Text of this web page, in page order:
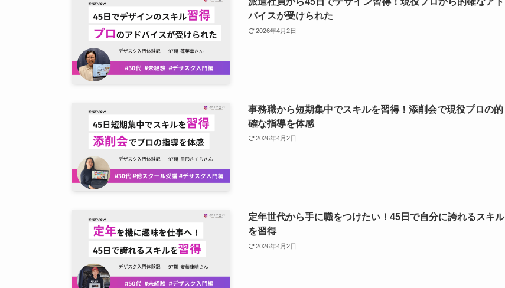
バイスが受けられた
2026年4月2日
事務職から短期集中でスキルを習得！添削会で現役プロの的
確な指導を体感
2026年4月2日
定年世代から手に職をつけたい！45日で自分に誇れるスキル
を習得
2026年4月2日